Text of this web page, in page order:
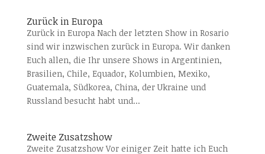
Zurück in Europa
Zurück in Europa Nach der letzten Show in Rosario
sind wir inzwischen zurück in Europa. Wir danken
Euch allen, die Ihr unsere Shows in Argentinien,
Brasilien, Chile, Equador, Kolumbien, Mexiko,
Guatemala, Südkorea, China, der Ukraine und
Russland besucht habt und...
Zweite Zusatzshow
Zweite Zusatzshow Vor einiger Zeit hatte ich Euch